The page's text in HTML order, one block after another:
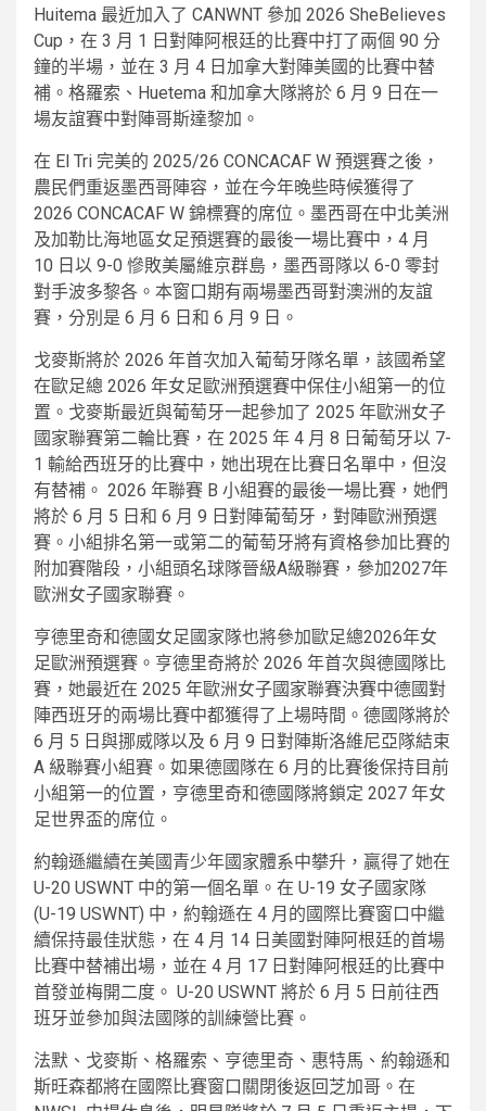
Huitema 最近加入了 CANWNT 參加 2026 SheBelieves
Cup，在 3 月 1 日對陣阿根廷的比賽中打了兩個 90 分
鐘的半場，並在 3 月 4 日加拿大對陣美國的比賽中替
補。格羅索、Huetema 和加拿大隊將於 6 月 9 日在一
場友誼賽中對陣哥斯達黎加。
在 El Tri 完美的 2025/26 CONCACAF W 預選賽之後，
農民們重返墨西哥陣容，並在今年晚些時候獲得了
2026 CONCACAF W 錦標賽的席位。墨西哥在中北美洲
及加勒比海地區女足預選賽的最後一場比賽中，4 月
10 日以 9-0 慘敗美屬維京群島，墨西哥隊以 6-0 零封
對手波多黎各。本窗口期有兩場墨西哥對澳洲的友誼
賽，分別是 6 月 6 日和 6 月 9 日。
戈麥斯將於 2026 年首次加入葡萄牙隊名單，該國希望
在歐足總 2026 年女足歐洲預選賽中保住小組第一的位
置。戈麥斯最近與葡萄牙一起參加了 2025 年歐洲女子
國家聯賽第二輪比賽，在 2025 年 4 月 8 日葡萄牙以 7-
1 輸給西班牙的比賽中，她出現在比賽日名單中，但沒
有替補。 2026 年聯賽 B 小組賽的最後一場比賽，她們
將於 6 月 5 日和 6 月 9 日對陣葡萄牙，對陣歐洲預選
賽。小組排名第一或第二的葡萄牙將有資格參加比賽的
附加賽階段，小組頭名球隊晉級A級聯賽，參加2027年
歐洲女子國家聯賽。
亨德里奇和德國女足國家隊也將參加歐足總2026年女
足歐洲預選賽。亨德里奇將於 2026 年首次與德國隊比
賽，她最近在 2025 年歐洲女子國家聯賽決賽中德國對
陣西班牙的兩場比賽中都獲得了上場時間。德國隊將於
6 月 5 日與挪威隊以及 6 月 9 日對陣斯洛維尼亞隊結束
A 級聯賽小組賽。如果德國隊在 6 月的比賽後保持目前
小組第一的位置，亨德里奇和德國隊將鎖定 2027 年女
足世界盃的席位。
約翰遜繼續在美國青少年國家體系中攀升，贏得了她在
U-20 USWNT 中的第一個名單。在 U-19 女子國家隊
(U-19 USWNT) 中，約翰遜在 4 月的國際比賽窗口中繼
續保持最佳狀態，在 4 月 14 日美國對陣阿根廷的首場
比賽中替補出場，並在 4 月 17 日對陣阿根廷的比賽中
首發並梅開二度。 U-20 USWNT 將於 6 月 5 日前往西
班牙並參加與法國隊的訓練營比賽。
法默、戈麥斯、格羅索、亨德里奇、惠特馬、約翰遜和
斯旺森都將在國際比賽窗口關閉後返回芝加哥。在